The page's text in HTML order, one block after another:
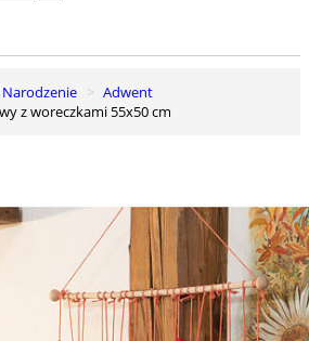
Narodzenie
Adwent
z woreczkami 55x50 cm